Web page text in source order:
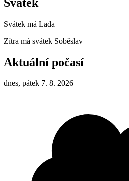
Svátek
Svátek má Lada
Zítra má svátek Soběslav
Aktuální počasí
dnes, pátek 7. 8. 2026